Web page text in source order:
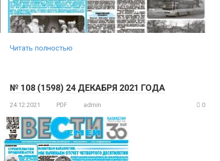
Читать полностью
№ 108 (1598) 24 ДЕКАБРЯ 2021 ГОДА
24.12.2021 PDF admin 0